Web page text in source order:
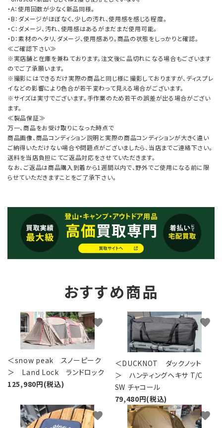
・A：使用回数が少なく新品同様。
・B：ダメージがほぼなく、少しの汚れ、使用感を感じる程度。
・C：ダメージ、汚れ、使用感はあるがまだまだ使用可能。
・D：素材のヘタリ、ダメージ、使用感あり。商品の状態をしっかりと確認。
≪ご確認下さい≫
※実店舗と在庫を兼ねております。注文後に品切れになる場合もございます
のでご了承願います。
※撮影にはできるだけ実際の商品と同じ様に撮影しておりますが、ディスプレ
イなどの影響により色合が若干変わって見える場合がございます。
※サイズは実寸でございます。手作業のため若干の誤差が出る場合がござい
ます。
≪製品保証≫
万一、商品をお受け取りになった時点で
商品画像、商品コンディション説明と実際の商品コンディションが大きく違い
ご納得いただけない場合や問題点がございましたら、当店までご連絡下さい。
送料を当店負担にてご返品対応をさせていただきます。
なお、ご返品は商品購入到着から1週間以内で、野外でご使用になる前に限
らせていただきますことをご了承下さい。
おすすめ商品
＜snow peak スノーピーク
＞ Land Lock ランドロック
125,980円(税込)
favorite
＜DUCKNOT ダックノット
＞ ハンティングヘキサ T/C
SW チャコール
79,480円(税込)
favorite
favorite favorite